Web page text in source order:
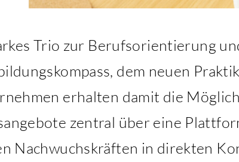
Trio zur Berufsorientierung
dem neuen
erhalten damit die
zentral über eine
Nachwuchskräften in direkten